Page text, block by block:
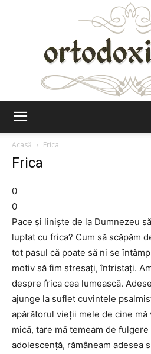
Acasă
Frica
Frica
0
0
Pace și liniște de la Dumnezeu
luptat cu frica? Cum să scăpăm
tot pasul că poate să ni se
motiv să fim stresați, întristați.
despre frica cea lumească.
ajunge la suflet cuvintele
apărătorul vieții mele de cine mă
mică, tare mă temeam de
adolescență, rămâneam adesea